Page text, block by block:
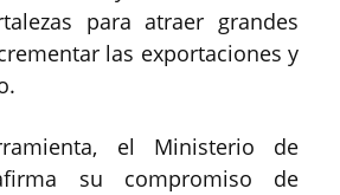
para atraer grandes
las exportaciones y
el Ministerio de
su compromiso de